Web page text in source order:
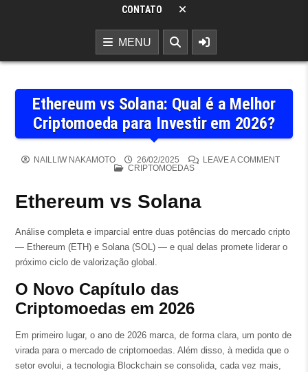
CONTATO
MENU
Ethereum vs Solana: Qual é a Melhor
Criptomoeda para Investir em 2026?
NAILLIW NAKAMOTO 26/02/2025 LEAVE A COMMENTON
POSTED IN
CRIPTOMOEDAS
Ethereum vs Solana
Análise completa e imparcial entre duas potências do mercado cripto
— Ethereum (ETH) e Solana (SOL) — e qual delas promete liderar o
próximo ciclo de valorização global.
O Novo Capítulo das
Criptomoedas em 2026
Em primeiro lugar, o ano de 2026 marca, de forma clara, um ponto de
virada para o mercado de criptomoedas. Além disso, à medida que o
setor evolui, a tecnologia Blockchain se consolida, cada vez mais,